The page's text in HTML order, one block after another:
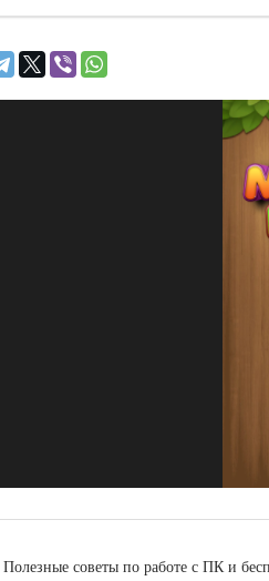
советы по работе с ПК и